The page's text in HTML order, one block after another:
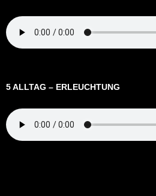
5 ALLTAG – ERLEUCHTUNG